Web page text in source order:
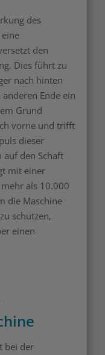
des
den
Dies führt zu
nach hinten
Ende ein
Grund
vorne und trifft
dieser
auf den Schaft
mit einer
als 10.000
die Maschine
schützen,
einen
bei der